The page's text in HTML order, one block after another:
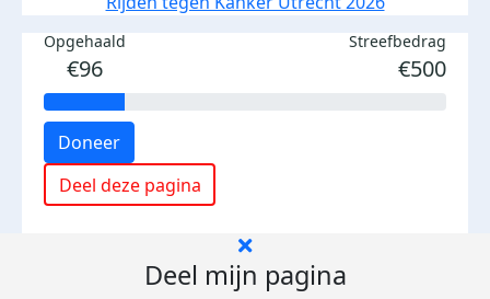
Opgehaald
€96
Streefbedrag
€500
Doneer
Deel deze pagina
Deel mijn pagina